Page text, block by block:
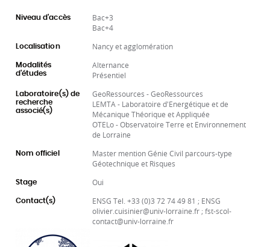
Niveau d'accès
Bac+3
Bac+4
Localisation Nancy et agglomération
Modalités
d'études
Alternance
Présentiel
Laboratoire(s) de
recherche
associé(s)
GeoRessources - GeoRessources
LEMTA - Laboratoire d'Energétique et de
Mécanique Théorique et Appliquée
OTELo - Observatoire Terre et Environnement
de Lorraine
Nom officiel
Master mention Génie Civil parcours-type
Géotechnique et Risques
Stage Oui
Contact(s)
ENSG Tel. +33 (0)3 72 74 49 81 ; ENSG
olivier.cuisinier@univ-lorraine.fr ; fst-scol-
contact@univ-lorraine.fr